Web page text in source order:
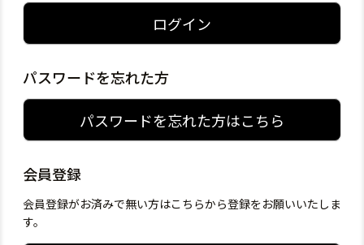
ログイン
パスワードを忘れた方
パスワードを忘れた方はこちら
会員登録
会員登録がお済みで無い方はこちらから登録をお願いいたしま
す。